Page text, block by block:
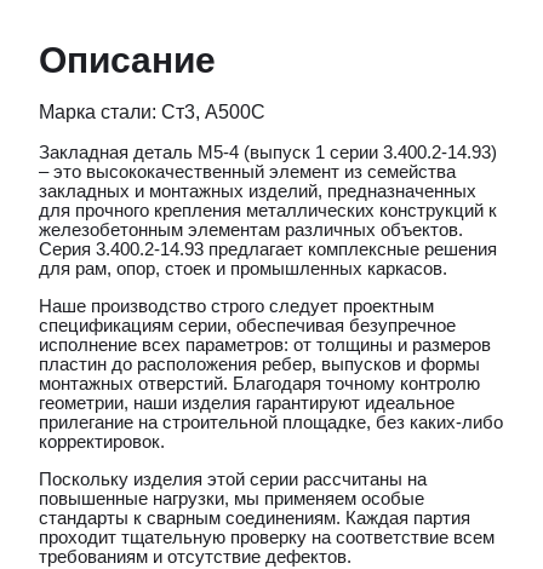
Описание
Марка стали: Ст3, А500С
Закладная деталь М5-4 (выпуск 1 серии 3.400.2-14.93)
– это высококачественный элемент из семейства
закладных и монтажных изделий, предназначенных
для прочного крепления металлических конструкций к
железобетонным элементам различных объектов.
Серия 3.400.2-14.93 предлагает комплексные решения
для рам, опор, стоек и промышленных каркасов.
Наше производство строго следует проектным
спецификациям серии, обеспечивая безупречное
исполнение всех параметров: от толщины и размеров
пластин до расположения ребер, выпусков и формы
монтажных отверстий. Благодаря точному контролю
геометрии, наши изделия гарантируют идеальное
прилегание на строительной площадке, без каких-либо
корректировок.
Поскольку изделия этой серии рассчитаны на
повышенные нагрузки, мы применяем особые
стандарты к сварным соединениям. Каждая партия
проходит тщательную проверку на соответствие всем
требованиям и отсутствие дефектов.